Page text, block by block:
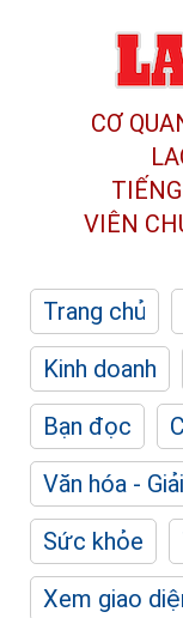
CƠ
VIÊN
Trang chủ
Kinh doanh
Bạn đọc
Văn hóa -
Sức khỏe
Xem giao